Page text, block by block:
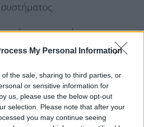
My Personal Information
the sale, sharing to third parties, or
or sensitive information for
us, please use the below opt-out
selection. Please note that after your
you may continue seeing
ότι οι φοιτητές που
υψηλότερου
σε σχολές υψηλού
επαγγελματικής απόδοσης,
Νομικέςκαι οιΠολυτεχνικές